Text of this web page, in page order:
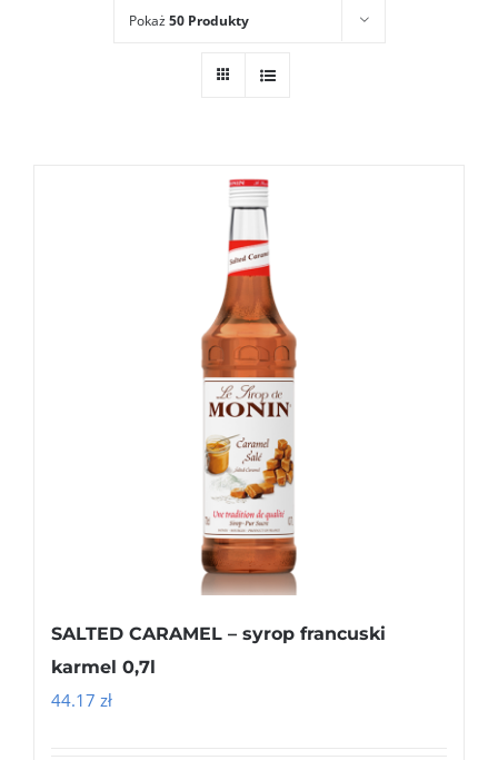
Pokaż50 Produkty
SALTED CARAMEL – syrop francuski
karmel 0,7l
44.17 zł